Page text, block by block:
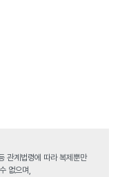
관계법령에 따라 복제뿐만
없으며,